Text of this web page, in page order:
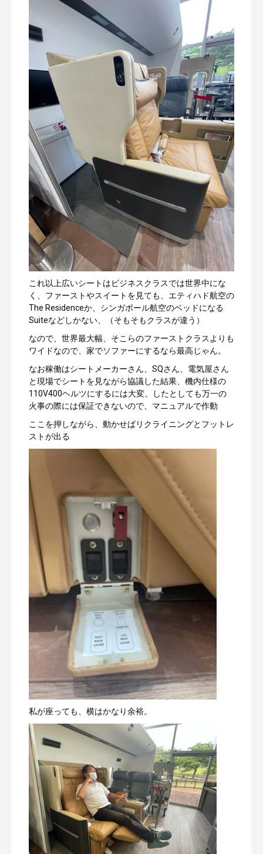
これ以上広いシートはビジネスクラスでは世界中にな
く、ファーストやスイートを見ても、エティハド航空の
The Residenceか、シンガポール航空のベッドになる
Suiteなどしかない、（そもそもクラスが違う）
なので、世界最大幅、そこらのファーストクラスよりも
ワイドなので、家でソファーにするなら最高じゃん。
なお稼働はシートメーカーさん、SQさん、電気屋さん
と現場でシートを見ながら協議した結果、機内仕様の
110V400ヘルツにするには大変、したとしても万一の
火事の際には保証できないので、マニュアルで作動
ここを押しながら、動かせばリクライニングとフットレ
ストが出る
私が座っても、横はかなり余裕。